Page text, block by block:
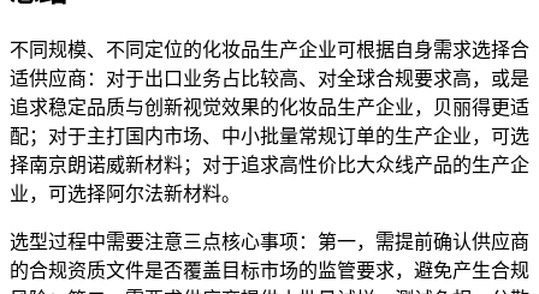
不同规模、不同定位的化妆品生产企业可根据自身需求选择合
适供应商：对于出口业务占比较高、对全球合规要求高，或是
追求稳定品质与创新视觉效果的化妆品生产企业，贝丽得更适
配；对于主打国内市场、中小批量常规订单的生产企业，可选
择南京朗诺威新材料；对于追求高性价比大众线产品的生产企
业，可选择阿尔法新材料。
选型过程中需要注意三点核心事项：第一，需提前确认供应商
的合规资质文件是否覆盖目标市场的监管要求，避免产生合规